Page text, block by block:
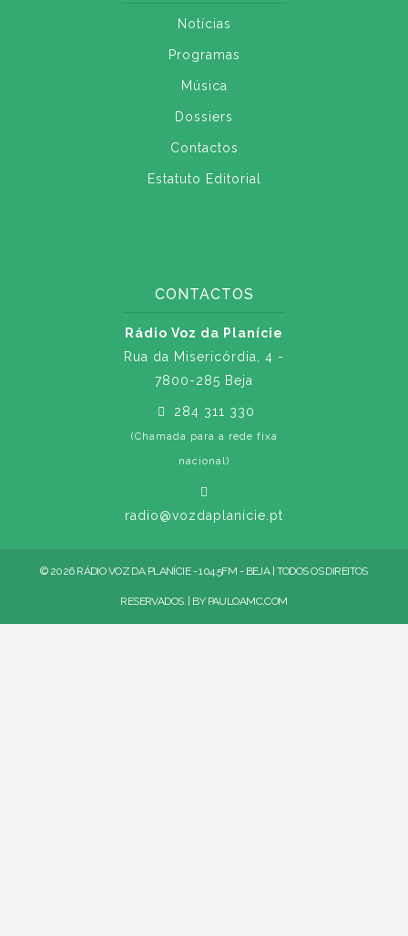
Notícias
Programas
Música
Dossiers
Contactos
Estatuto Editorial
CONTACTOS
Rádio Voz da Planície
Rua da Misericórdia, 4 -
7800-285 Beja
284 311 330
(Chamada para a rede fixa
nacional)
radio@vozdaplanicie.pt
© 2026 RÁDIO VOZ DA PLANÍCIE - 104.5FM - BEJA | TODOS OS DIREITOS
RESERVADOS. | BY PAULOAMC.COM